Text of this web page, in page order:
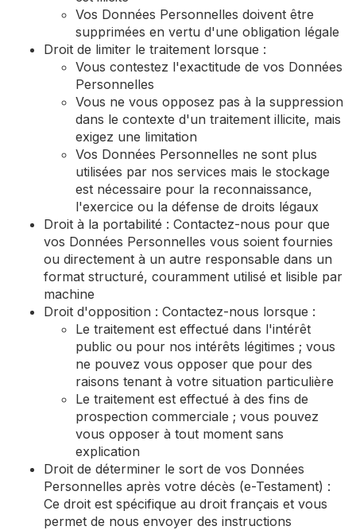
Vos Données Personnelles doivent être
supprimées en vertu d'une obligation légale
Droit de limiter le traitement lorsque :
Vous contestez l'exactitude de vos Données
Personnelles
Vous ne vous opposez pas à la suppression
dans le contexte d'un traitement illicite, mais
exigez une limitation
Vos Données Personnelles ne sont plus
utilisées par nos services mais le stockage
est nécessaire pour la reconnaissance,
l'exercice ou la défense de droits légaux
Droit à la portabilité : Contactez-nous pour que
vos Données Personnelles vous soient fournies
ou directement à un autre responsable dans un
format structuré, couramment utilisé et lisible par
machine
Droit d'opposition : Contactez-nous lorsque :
Le traitement est effectué dans l'intérêt
public ou pour nos intérêts légitimes ; vous
ne pouvez vous opposer que pour des
raisons tenant à votre situation particulière
Le traitement est effectué à des fins de
prospection commerciale ; vous pouvez
vous opposer à tout moment sans
explication
Droit de déterminer le sort de vos Données
Personnelles après votre décès (e-Testament) :
Ce droit est spécifique au droit français et vous
permet de nous envoyer des instructions